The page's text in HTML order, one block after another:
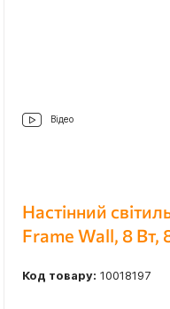
Відео
Настінний
Frame Wall, 8
Код товару: 10018197